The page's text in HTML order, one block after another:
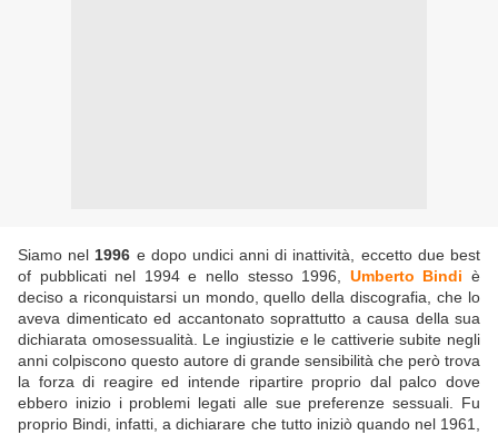
Siamo nel 1996 e dopo undici anni di inattività, eccetto due best
of pubblicati nel 1994 e nello stesso 1996, Umberto Bindi è
deciso a riconquistarsi un mondo, quello della discografia, che lo
aveva dimenticato ed accantonato soprattutto a causa della sua
dichiarata omosessualità. Le ingiustizie e le cattiverie subite negli
anni colpiscono questo autore di grande sensibilità che però trova
la forza di reagire ed intende ripartire proprio dal palco dove
ebbero inizio i problemi legati alle sue preferenze sessuali. Fu
proprio Bindi, infatti, a dichiarare che tutto iniziò quando nel 1961,